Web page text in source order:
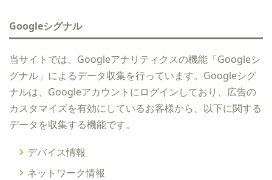
Googleシグナル
当サイトでは、Googleアナリティクスの機能「Googleシ
グナル」によるデータ収集を行っています。Googleシグ
ナルは、Googleアカウントにログインしており、広告の
カスタマイズを有効にしているお客様から、以下に関する
データを収集する機能です。
デバイス情報
ネットワーク情報